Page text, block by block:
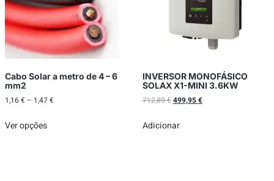
Cabo Solar a metro de 4 – 6
mm2
1,16€ – 1,47€
Ver opções
INVERSOR MONOFÁSICO
SOLAX X1-MINI 3.6KW
712,89€499,95€
Adicionar